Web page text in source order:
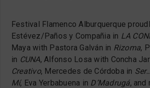
Festival Flamenco Alburquerque
Estévez/Paños y Compañia in LA
Maya with Pastora Galván in Rizoma,
in CUNA, Alfonso Losa with Concha
Creativo, Mercedes de Córdoba in
Mí, Eva Yerbabuena in D’Madrugá, and